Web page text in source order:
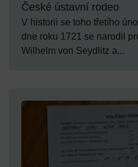
České ústavní rodeo
V historii se toho třetího
dne roku 1721 se narodil
Wilhelm von Seydlitz a...